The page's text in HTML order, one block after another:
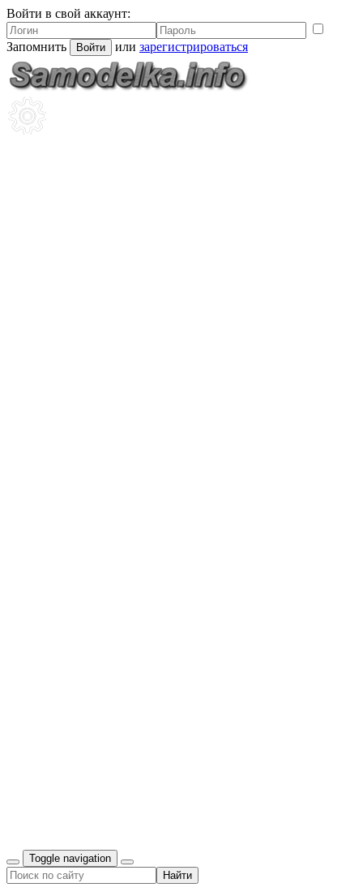
Войти в свой аккаунт:
Запомнить Войти или зарегистрироваться
Toggle navigation